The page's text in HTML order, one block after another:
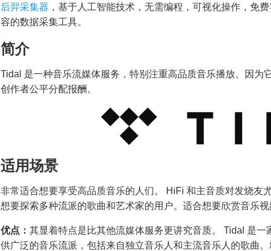
后羿采集器 ，基于人工智能技术，无需编程，可视化操作，免
容的数据采集工具。
简介
Tidal 是一种音乐流媒体服务，特别注重高品质音乐播放。因为
创作者公平分配报酬。
适用场景
非常适合想要享受高品质音乐的人们。 HiFi 和主音质对发烧友
想要探索多种流派的歌曲和艺术家的用户。适合想要欣赏音乐视
优点： 其显着特点是比其他流媒体服务更讲究音质。 Tidal 是
供广泛的音乐流派，包括来自独立音乐人和主流音乐人的歌曲